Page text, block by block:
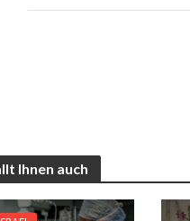
Ihnen auch